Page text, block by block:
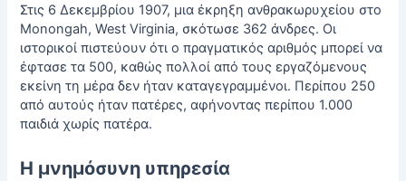
Στις 6 Δεκεμβρίου 1907, μια έκρηξη ανθρακωρυχείου στο
Monongah, West Virginia, σκότωσε 362 άνδρες. Οι
ιστορικοί πιστεύουν ότι ο πραγματικός αριθμός μπορεί να
έφτασε τα 500, καθώς πολλοί από τους εργαζόμενους
εκείνη τη μέρα δεν ήταν καταγεγραμμένοι. Περίπου 250
από αυτούς ήταν πατέρες, αφήνοντας περίπου 1.000
παιδιά χωρίς πατέρα.
Η μνημόσυνη υπηρεσία